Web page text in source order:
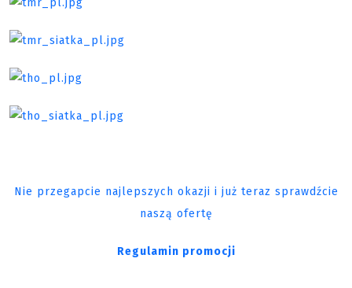
Nie przegapcie najlepszych okazji i już teraz sprawdźcie
naszą ofertę
Regulamin promocji